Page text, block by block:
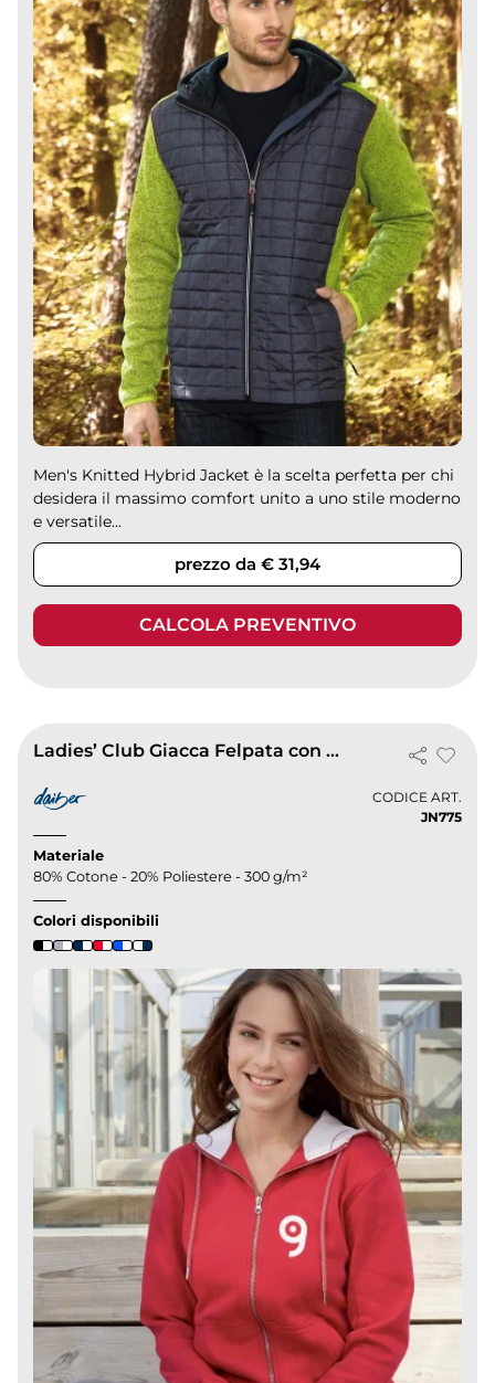
Men's Knitted Hybrid Jacket è la scelta perfetta per chi
desidera il massimo comfort unito a uno stile moderno
e versatile...
prezzo da € 31,94
CALCOLA PREVENTIVO
Ladies’ Club Giacca Felpata con Cappuccio 300g, Cotone-Poliestere
CODICE ART.
JN775
Materiale
80% Cotone - 20% Poliestere - 300 g/m²
Colori disponibili